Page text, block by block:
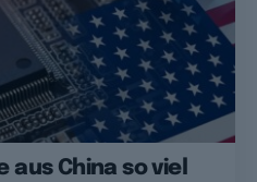
aus China so viel